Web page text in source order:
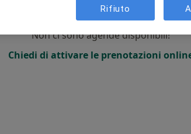
Non ci sono agende disponibili!
Chiedi di attivare le prenotazioni
Rifiuto